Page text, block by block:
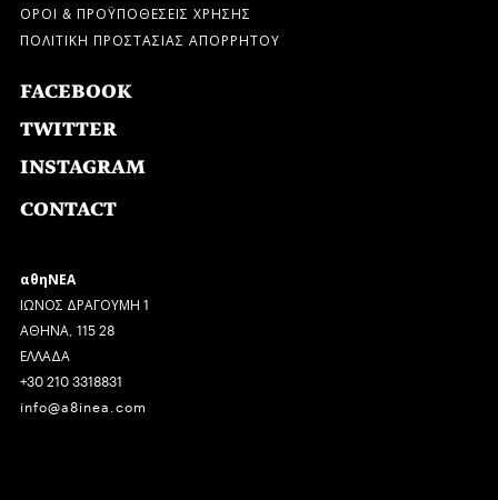
ΟΡΟΙ & ΠΡΟΫΠΟΘΕΣΕΙΣ ΧΡΗΣΗΣ
ΠΟΛΙΤΙΚΗ ΠΡΟΣΤΑΣΙΑΣ ΑΠΟΡΡΗΤΟΥ
FACEBOOK
TWITTER
INSTAGRAM
CONTACT
αθηΝΕΑ
ΙΩΝΟΣ ΔΡΑΓΟΥΜΗ 1
ΑΘΗΝΑ, 115 28
ΕΛΛΑΔΑ
+30 210 3318831
info@a8inea.com